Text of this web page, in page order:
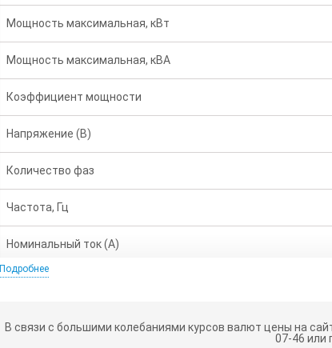
Мощность максимальная, кВт
Мощность максимальная, кВА
Коэффициент мощности
Напряжение (В)
Количество фаз
Частота, Гц
Номинальный ток (А)
Объём топливного бака (л)
Подробнее
В связи с большими колебаниями курсов валют цены на
07-46 или